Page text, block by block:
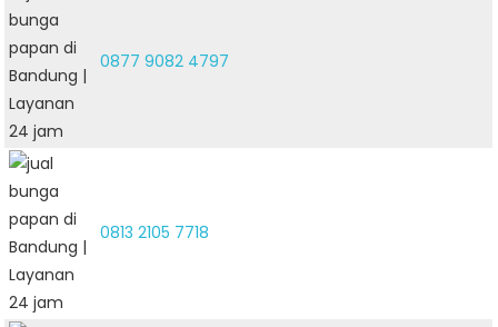
0877 9082 4797
0813 2105 7718